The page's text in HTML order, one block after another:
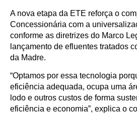
A nova etapa da ETE reforça o
Concessionária com a
conforme as diretrizes do Marco
lançamento de efluentes tratados
da Madre.
“Optamos por essa tecnologia
eficiência adequada, ocupa uma
lodo e outros custos de forma
eficiência e economia”, explica o